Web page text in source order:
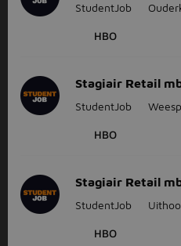
StudentJob
HBO
Stagiair Retail
StudentJob Weesp
HBO
Stagiair Retail
StudentJob
HBO